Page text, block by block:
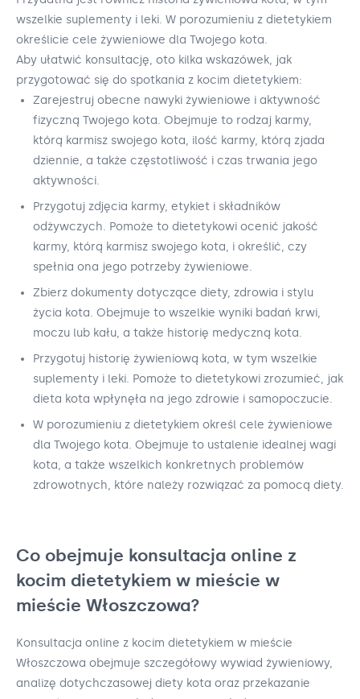
wszelkie suplementy i leki. W porozumieniu z dietetykiem
określicie cele żywieniowe dla Twojego kota.
Aby ułatwić konsultację, oto kilka wskazówek, jak
przygotować się do spotkania z kocim dietetykiem:
Zarejestruj obecne nawyki żywieniowe i aktywność
fizyczną Twojego kota. Obejmuje to rodzaj karmy,
którą karmisz swojego kota, ilość karmy, którą zjada
dziennie, a także częstotliwość i czas trwania jego
aktywności.
Przygotuj zdjęcia karmy, etykiet i składników
odżywczych. Pomoże to dietetykowi ocenić jakość
karmy, którą karmisz swojego kota, i określić, czy
spełnia ona jego potrzeby żywieniowe.
Zbierz dokumenty dotyczące diety, zdrowia i stylu
życia kota. Obejmuje to wszelkie wyniki badań krwi,
moczu lub kału, a także historię medyczną kota.
Przygotuj historię żywieniową kota, w tym wszelkie
suplementy i leki. Pomoże to dietetykowi zrozumieć, jak
dieta kota wpłynęła na jego zdrowie i samopoczucie.
W porozumieniu z dietetykiem określ cele żywieniowe
dla Twojego kota. Obejmuje to ustalenie idealnej wagi
kota, a także wszelkich konkretnych problemów
zdrowotnych, które należy rozwiązać za pomocą diety.
Co obejmuje konsultacja online z
kocim dietetykiem w mieście w
mieście Włoszczowa?
Konsultacja online z kocim dietetykiem w mieście
Włoszczowa obejmuje szczegółowy wywiad żywieniowy,
analizę dotychczasowej diety kota oraz przekazanie